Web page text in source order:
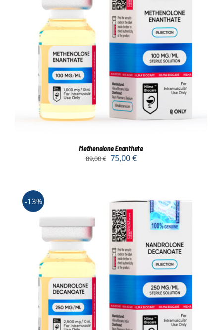
Methenolone Enanthate
89,00€ 75,00€
-13%